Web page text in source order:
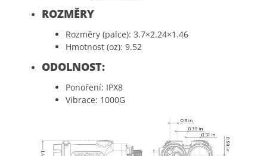
ROZMĚRY
Rozměry (palce): 3.7×2.24×1.46
Hmotnost (oz): 9.52
ODOLNOST:
Ponoření: IPX8
Vibrace: 1000G